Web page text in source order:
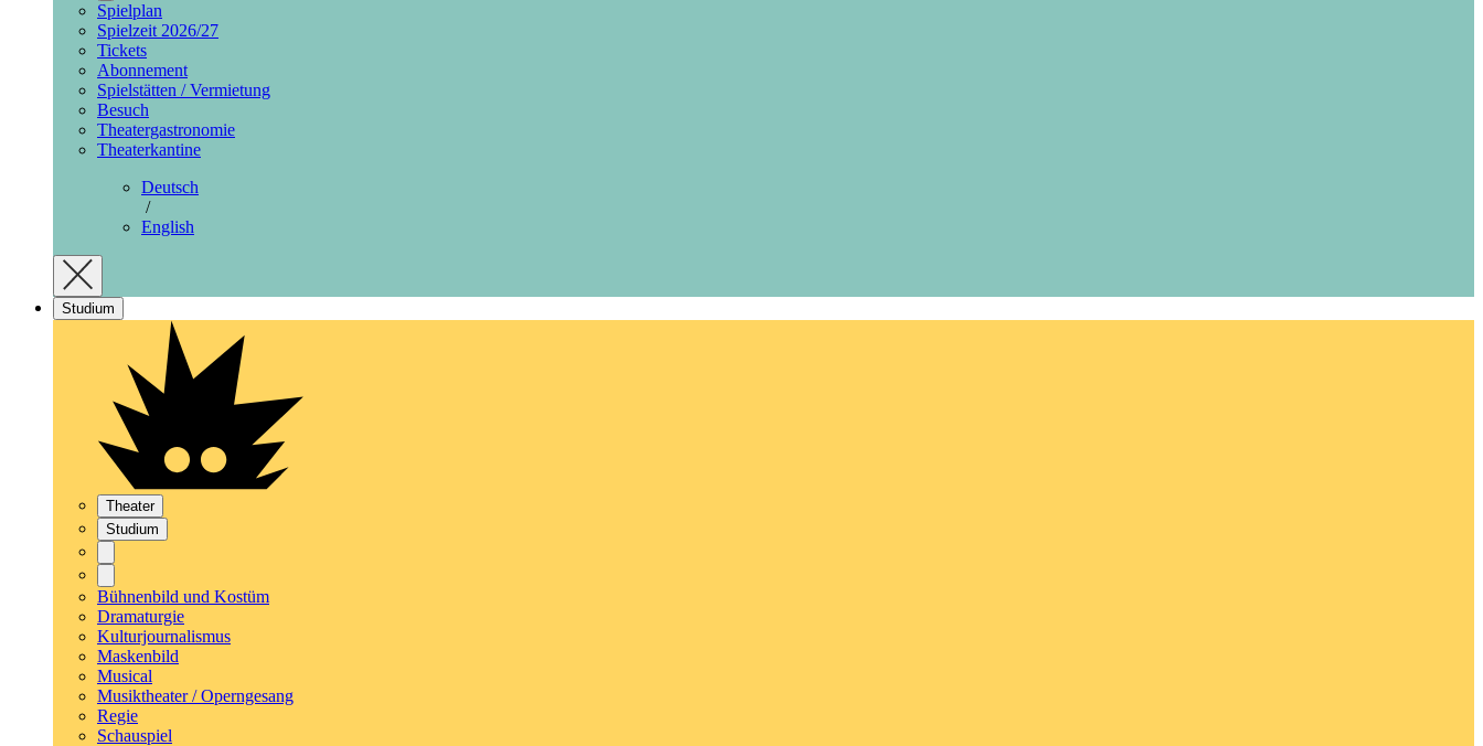
Spielplan
Spielzeit 2026/27
Tickets
Abonnement
Spielstätten / Vermietung
Besuch
Theatergastronomie
Theaterkantine
Deutsch
/
English
Studium
Theater
Studium
Bühnenbild und Kostüm
Dramaturgie
Kulturjournalismus
Maskenbild
Musical
Musiktheater / Operngesang
Regie
Schauspiel